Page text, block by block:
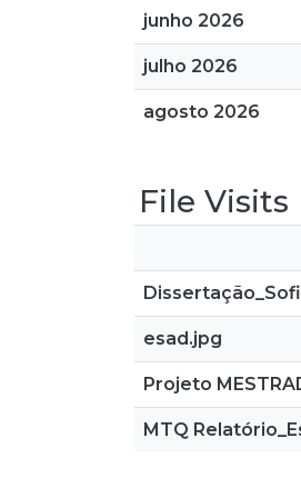
junho 2026
julho 2026
agosto 2026
File Visits
esad.jpg
Projeto
MTQ